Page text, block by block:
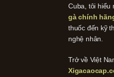
Cuba, tôi hiểu
gà chính
thuốc đến kỹ
nghệ nhân.
Trở về Việt